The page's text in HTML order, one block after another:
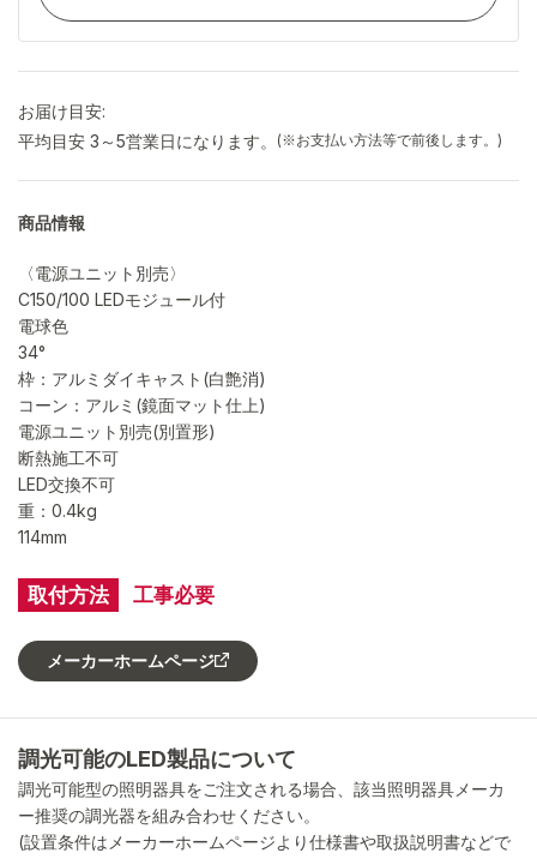
取付方法 工事必要
お届け目安:
平均目安 3～5営業日になります。
(※お支払い方法等で前後します。)
商品情報
〈電源ユニット別売〉
C150/100 LEDモジュール付
電球色
34°
枠：アルミダイキャスト(白艶消)
コーン：アルミ(鏡面マット仕上)
電源ユニット別売(別置形)
断熱施工不可
LED交換不可
重：0.4kg
114mm
メーカーホームページ
調光可能のLED製品について
調光可能型の照明器具をご注文される場合、該当照明器具メーカ
ー推奨の調光器を組み合わせください。
(設置条件はメーカーホームページより仕様書や取扱説明書などで